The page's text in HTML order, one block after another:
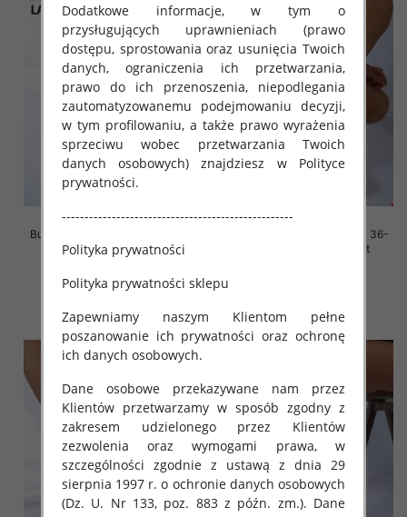
Buty sportowe damskie Roz 36-
41, 1 kolor Paczka 12 szt
45.00 zł
Buty sportowe damskie Roz 36-
41, 1 kolor Paczka 12 szt
Dodatkowe informacje, w tym o
przysługujących uprawnieniach (prawo
dostępu, sprostowania oraz usunięcia Twoich
danych, ograniczenia ich przetwarzania,
prawo do ich przenoszenia, niepodlegania
zautomatyzowanemu podejmowaniu decyzji,
w tym profilowaniu, a także prawo wyrażenia
sprzeciwu wobec przetwarzania Twoich
danych osobowych) znajdziesz w Polityce
prywatności.
---------------------------------------------------
Polityka prywatności
Polityka prywatności sklepu
Zapewniamy naszym Klientom pełne
poszanowanie ich prywatności oraz ochronę
ich danych osobowych.
Dane osobowe przekazywane nam przez
Klientów przetwarzamy w sposób zgodny z
zakresem udzielonego przez Klientów
zezwolenia oraz wymogami prawa, w
szczególności zgodnie z ustawą z dnia 29
sierpnia 1997 r. o ochronie danych osobowych
(Dz. U. Nr 133, poz. 883 z późn. zm.). Dane